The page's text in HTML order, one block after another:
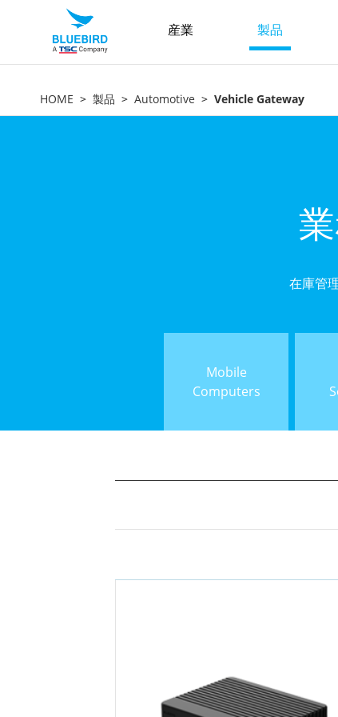
産業 製品
HOME 製品 Automotive Vehicle Gateway
在庫管
Mobile
Computers